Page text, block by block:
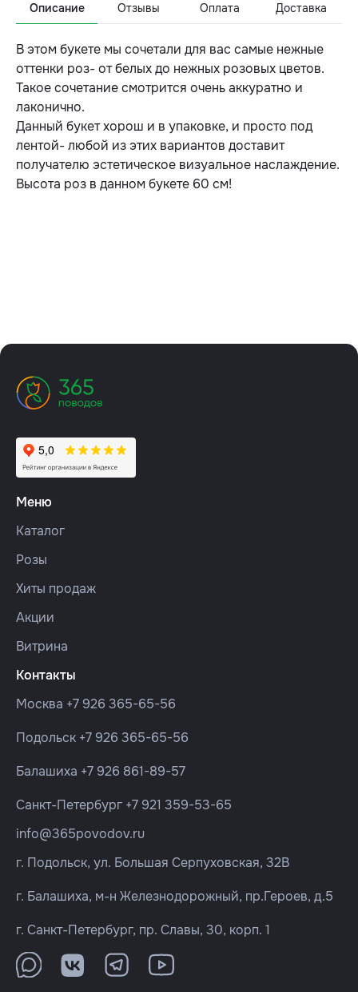
Описание Отзывы Оплата Доставка
В этом букете мы сочетали для вас самые нежные
оттенки роз- от белых до нежных розовых цветов.
Такое сочетание смотрится очень аккуратно и
лаконично.
Данный букет хорош и в упаковке, и просто под
лентой- любой из этих вариантов доставит
получателю эстетическое визуальное наслаждение.
Высота роз в данном букете 60 см!
Меню
Каталог
Розы
Хиты продаж
Акции
Витрина
Контакты
Москва +7 926 365-65-56
Подольск +7 926 365-65-56
Балашиха +7 926 861-89-57
Санкт-Петербург +7 921 359-53-65
info@365povodov.ru
г. Подольск, ул. Большая Серпуховская, 32В
г. Балашиха, м-н Железнодорожный, пр.Героев, д.5
г. Санкт-Петербург, пр. Славы, 30, корп. 1